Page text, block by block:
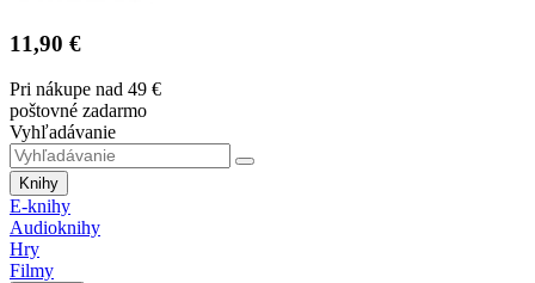
11,90 €
Pri nákupe nad 49 €
poštovné zadarmo
Vyhľadávanie
Knihy
E-knihy
Audioknihy
Hry
Filmy